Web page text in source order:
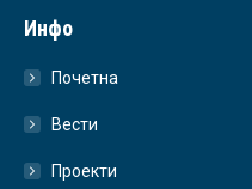
Инфо
Почетна
Вести
Проекти